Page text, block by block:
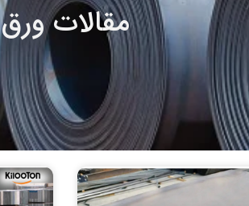
مقالات ورق